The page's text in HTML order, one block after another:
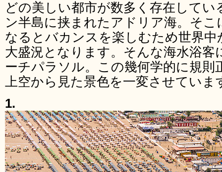
どの美しい都市が数多く存在して
ン半島に挟まれたアドリア海。そ
なるとバカンスを楽しむため世界
大盛況となります。そんな海水浴
ーチパラソル。この幾何学的に規
上空から見た景色を一変させていま
1.